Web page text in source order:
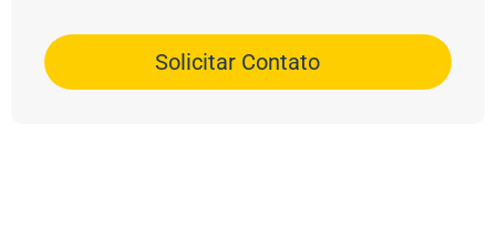
Solicitar Contato